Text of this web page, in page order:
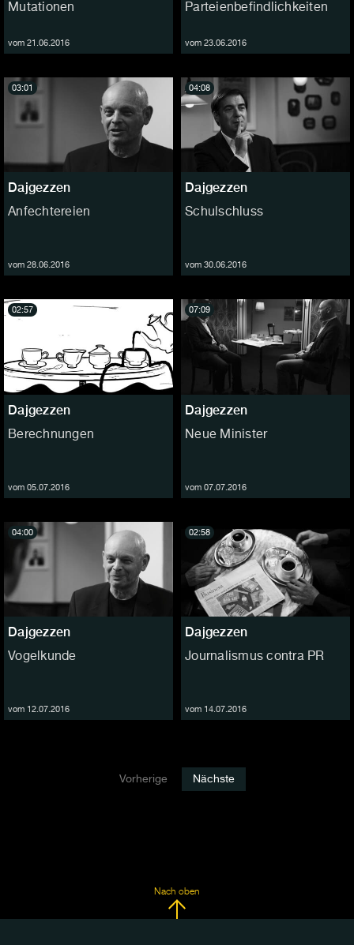
Mutationen
vom 21.06.2016
Parteienbefindlichkeiten
vom 23.06.2016
Dajgezzen
Anfechtereien
vom 28.06.2016
03:01
Dajgezzen
Schulschluss
vom 30.06.2016
04:08
Dajgezzen
Berechnungen
vom 05.07.2016
02:57
Dajgezzen
Neue Minister
vom 07.07.2016
07:09
Dajgezzen
Vogelkunde
vom 12.07.2016
04:00
Dajgezzen
Journalismus contra PR
vom 14.07.2016
02:58
Vorherige Nächste
Nach oben